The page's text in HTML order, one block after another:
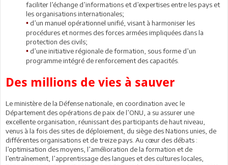
faciliter l’échange d’informations et d’expertises entre les pays et
les organisations internationales;
• d’un manuel opérationnel unifié, visant à harmoniser les
procédures et normes des forces armées impliquées dans la
protection des civils;
• d’une initiative régionale de formation, sous forme d’un
programme intégré de renforcement des capacités.
Des millions de vies à sauver
Le ministère de la Défense nationale, en coordination avec le
Département des opérations de paix de l’ONU, a su assurer une
excellente organisation, réunissant des participants de haut niveau,
venus à la fois des sites de déploiement, du siège des Nations unies, de
différentes organisations et de treize pays. Au cœur des débats :
l’optimisation des moyens, l’amélioration de la formation et de
l’entraînement, l’apprentissage des langues et des cultures locales,